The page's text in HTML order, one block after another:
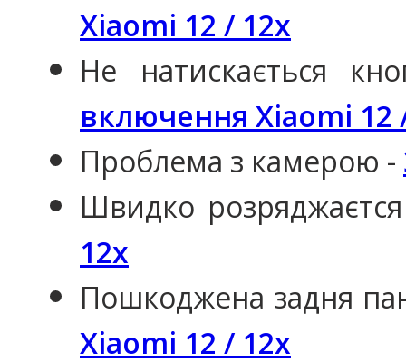
Xiaomi 12 / 12x
Не натискається
включення Xiaomi 12
Проблема з камерою -
Швидко
12x
Пошкоджена задня
Xiaomi 12 / 12x